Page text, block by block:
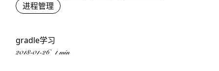
进程管理
gradle学习
2018-01-26 1 min